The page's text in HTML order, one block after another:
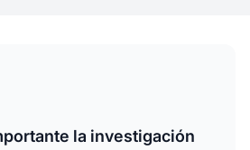
la investigación